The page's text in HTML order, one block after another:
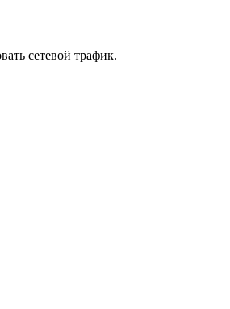
сетевой трафик.